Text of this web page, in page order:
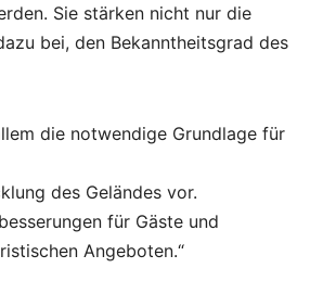
Sie stärken nicht nur die
bei, den Bekanntheitsgrad des
die notwendige Grundlage für
des Geländes vor.
für Gäste und
Angeboten.“